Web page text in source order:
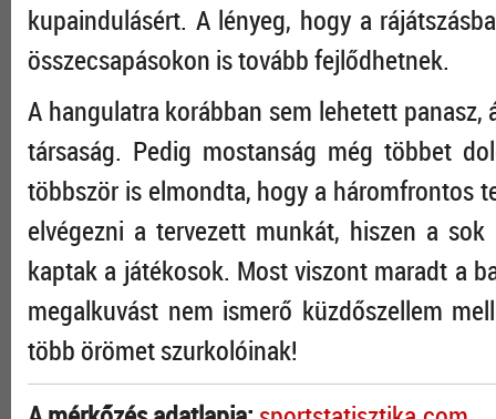
kupaindulásért. A lényeg, hogy a
összecsapásokon is tovább fejlődhetnek.
A hangulatra korábban sem lehetett
társaság. Pedig mostanság még többet
többször is elmondta, hogy a háromfrontos
elvégezni a tervezett munkát, hiszen a
kaptak a játékosok. Most viszont maradt a
megalkuvást nem ismerő küzdőszellem
több örömet szurkolóinak!